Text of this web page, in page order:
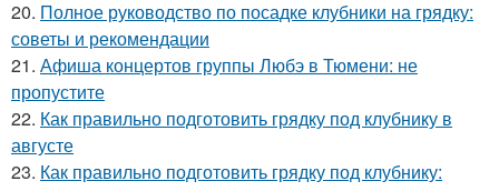
20. Полное руководство по посадке клубники на грядку:
советы и рекомендации
21. Афиша концертов группы Любэ в Тюмени: не
пропустите
22. Как правильно подготовить грядку под клубнику в
августе
23. Как правильно подготовить грядку под клубнику: